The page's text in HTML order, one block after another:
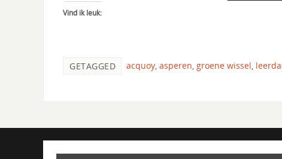
Vind ik leuk:
GETAGGED acquoy, asperen, groene wissel,